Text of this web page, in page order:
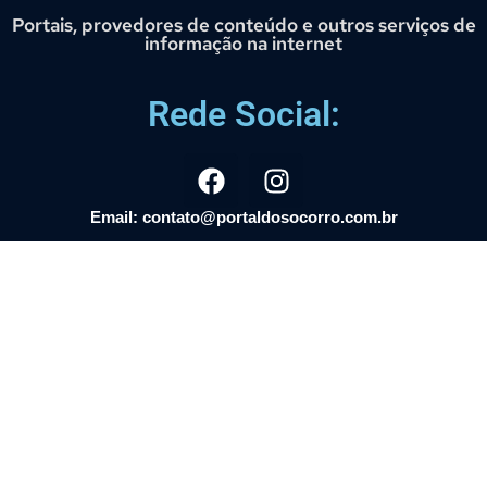
Portais, provedores de conteúdo e outros serviços de
informação na internet
Rede Social:
Email: contato@portaldosocorro.com.br